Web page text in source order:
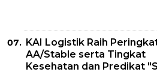
KAI Logistik Raih
AA/Stable serta Tingkat
Kesehatan dan Predikat